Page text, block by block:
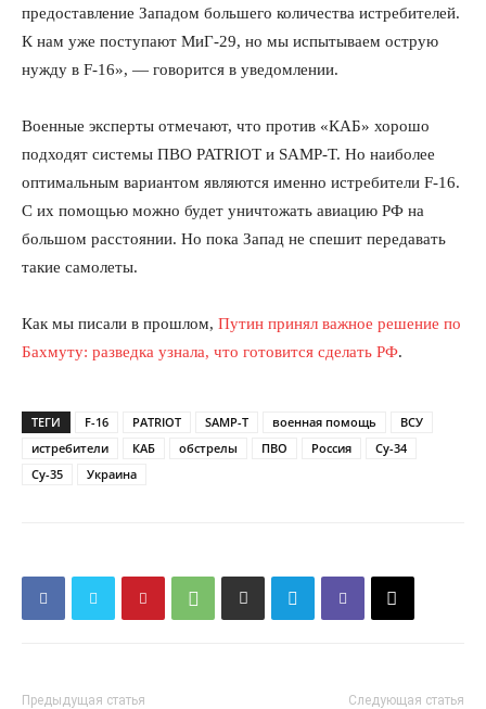
предоставление Западом большего количества истребителей.
К нам уже поступают МиГ-29, но мы испытываем острую
нужду в F-16», — говорится в уведомлении.
Военные эксперты отмечают, что против «КАБ» хорошо
подходят системы ПВО PATRIOT и SAMP-T. Но наиболее
оптимальным вариантом являются именно истребители F-16.
С их помощью можно будет уничтожать авиацию РФ на
большом расстоянии. Но пока Запад не спешит передавать
такие самолеты.
Как мы писали в прошлом, Путин принял важное решение по
Бахмуту: разведка узнала, что готовится сделать РФ.
ТЕГИ F-16 PATRIOT SAMP-T военная помощь
ВСУ
истребители
КАБ обстрелы ПВО Россия
Су-34
Су-35
Украина
Предыдущая статья Следующая статья